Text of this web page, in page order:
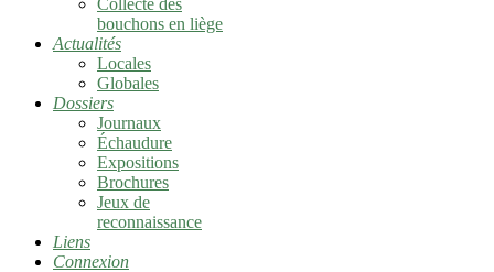
Collecte des
bouchons en liège
Actualités
Locales
Globales
Dossiers
Journaux
Échaudure
Expositions
Brochures
Jeux de
reconnaissance
Liens
Connexion